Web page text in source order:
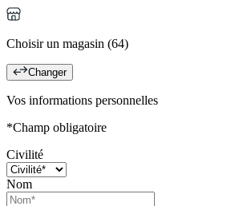
Choisir un magasin (64)
Changer
Vos informations personnelles
*Champ obligatoire
Civilité
Nom